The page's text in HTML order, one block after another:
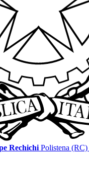
Rechichi Polistena (RC)